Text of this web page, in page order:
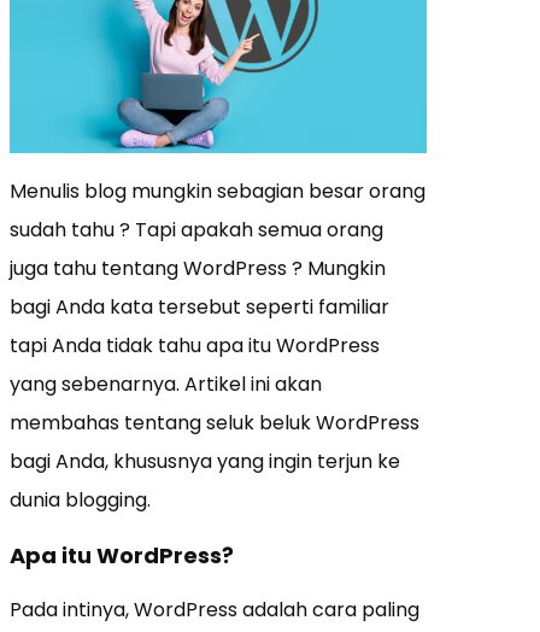
Menulis blog mungkin sebagian besar orang
sudah tahu ? Tapi apakah semua orang
juga tahu tentang WordPress ? Mungkin
bagi Anda kata tersebut seperti familiar
tapi Anda tidak tahu apa itu WordPress
yang sebenarnya. Artikel ini akan
membahas tentang seluk beluk WordPress
bagi Anda, khususnya yang ingin terjun ke
dunia blogging.
Apa itu WordPress?
Pada intinya, WordPress adalah cara paling